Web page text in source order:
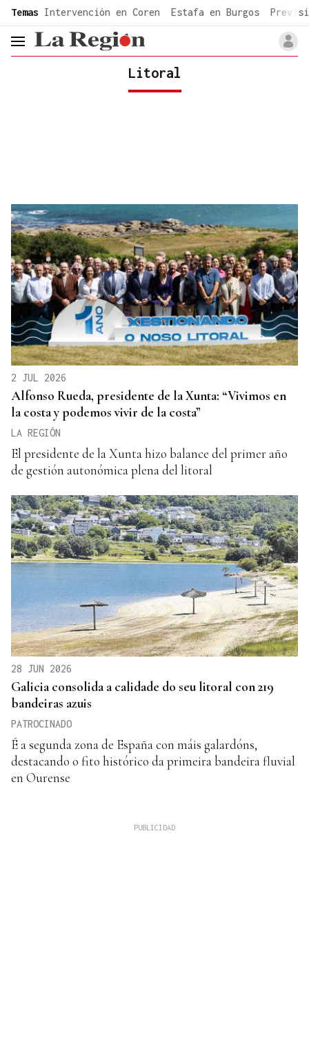
common.go-to-content
Temas Intervención en Coren Estafa en Burgos
header.menu.open
Litoral
2 JUL 2026
Alfonso Rueda, presidente de la Xunta: “Vivimos en
la costa y podemos vivir de la costa”
LA REGIÓN
El presidente de la Xunta hizo balance del primer año
de gestión autonómica plena del litoral
28 JUN 2026
Galicia consolida a calidade do seu litoral con 219
bandeiras azuis
PATROCINADO
É a segunda zona de España con máis galardóns,
destacando o fito histórico da primeira bandeira fluvial
en Ourense